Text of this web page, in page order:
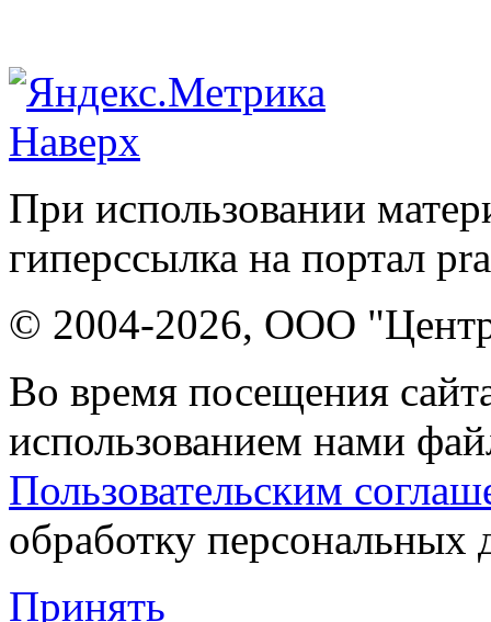
Наверх
При использовании
гиперссылка на портал
© 2004-2026, ООО "Центр
Во время посещения
использованием нами
Пользовательским
обработку персональных
Принять